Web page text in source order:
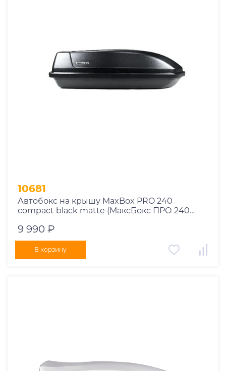
10681
Автобокс на крышу MaxBox PRO 240
compact black matte (МаксБокс ПРО 240
9 990 ₽
В корзину